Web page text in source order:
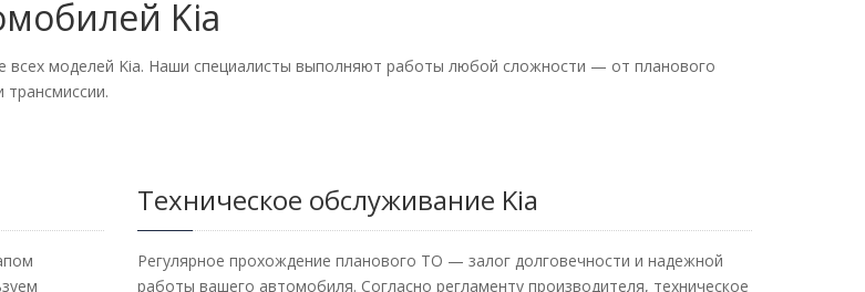
Kia
всех моделей Kia. Наши специалисты выполняют работы любой сложности — от планового
трансмиссии.
Техническое обслуживание Kia
Регулярное прохождение планового ТО — залог долговечности и надежной
работы вашего автомобиля. Согласно регламенту производителя, техническое